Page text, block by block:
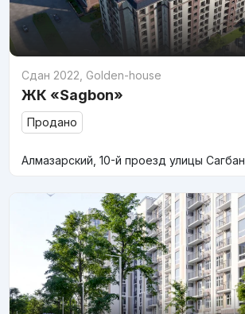
Сдан 2022 Golden-house
ЖК «Sagbon»
Продано
Алмазарский, 10-й проезд улицы Сагбан